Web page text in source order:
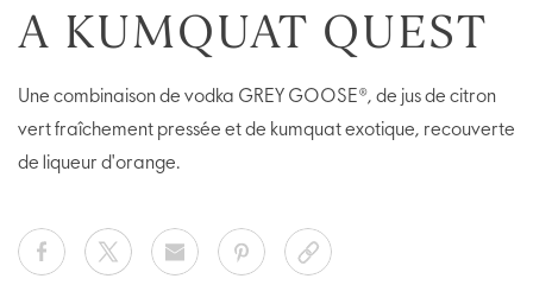
A KUMQUAT QUEST
Une combinaison de vodka GREY GOOSE®, de jus de citron
vert fraîchement pressée et de kumquat exotique, recouverte
de liqueur d'orange.